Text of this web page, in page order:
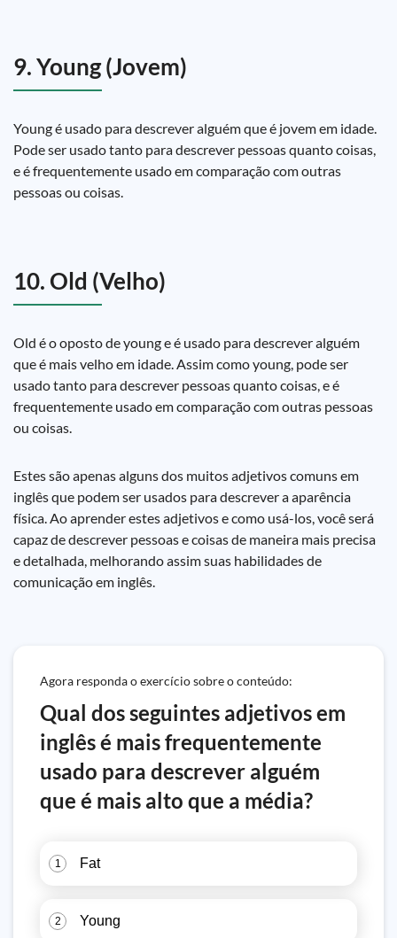
9. Young (Jovem)
Young é usado para descrever alguém que é jovem em idade.
Pode ser usado tanto para descrever pessoas quanto coisas,
e é frequentemente usado em comparação com outras
pessoas ou coisas.
10. Old (Velho)
Old é o oposto de young e é usado para descrever alguém
que é mais velho em idade. Assim como young, pode ser
usado tanto para descrever pessoas quanto coisas, e é
frequentemente usado em comparação com outras pessoas
ou coisas.
Estes são apenas alguns dos muitos adjetivos comuns em
inglês que podem ser usados para descrever a aparência
física. Ao aprender estes adjetivos e como usá-los, você será
capaz de descrever pessoas e coisas de maneira mais precisa
e detalhada, melhorando assim suas habilidades de
comunicação em inglês.
Agora responda o exercício sobre o conteúdo:
Qual dos seguintes adjetivos em
inglês é mais frequentemente
usado para descrever alguém
que é mais alto que a média?
1 Fat
2 Young